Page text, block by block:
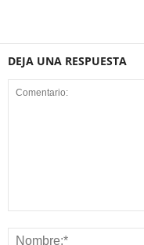
DEJA UNA RESPUESTA